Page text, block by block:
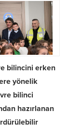
bilincini erken
yönelik
bilinci
hazırlanan